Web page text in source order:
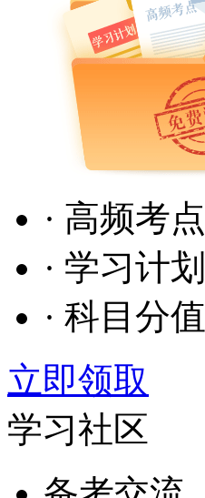
· 高频考点
· 学习计划
· 科目分值
立即领取
学习社区